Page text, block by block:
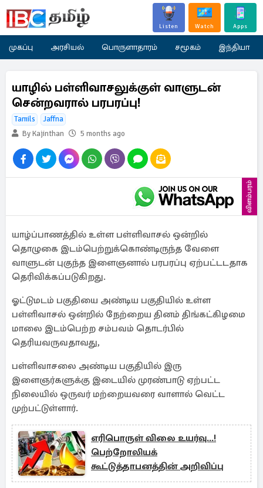
Listen Watch Apps
முகப்பு அரசியல் பொருளாதாரம் சமூகம் இந்தியா
யாழில் பள்ளிவாசலுக்குள் வாளுடன்
சென்றவரால் பரபரப்பு!
Tamils
Jaffna
By Kajinthan
5 months ago
விளம்பரம்
யாழ்ப்பாணத்தில் உள்ள பள்ளிவாசல் ஒன்றில்
தொழுகை இடம்பெற்றுக்கொண்டிருந்த வேளை
வாளுடன் புகுந்த இளைஞனால் பரபரப்பு ஏற்பட்டடதாக
தெரிவிக்கப்படுகிறது.
ஓட்டுமடம் பகுதியை அண்டிய பகுதியில் உள்ள
பள்ளிவாசல் ஒன்றில் நேற்றைய தினம் திங்கட்கிழமை
மாலை இடம்பெற்ற சம்பவம் தொடர்பில்
தெரியவருவதாவது,
பள்ளிவாசலை அண்டிய பகுதியில் இரு
இளைஞர்களுக்கு இடையில் முரண்பாடு ஏற்பட்ட
நிலையில் ஒருவர் மற்றையவரை வாளால் வெட்ட
முற்பட்டுள்ளார்.
எரிபொருள் விலை உயர்வு...!
பெற்றோலியக்
கூட்டுத்தாபனத்தின் அறிவிப்பு